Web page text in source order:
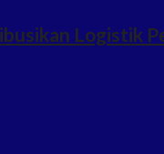
Logistik